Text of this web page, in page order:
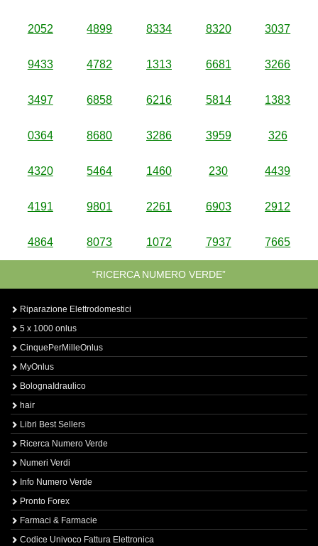
2052 4899 8334 8320 3037
9433 4782 1313 6681 3266
3497 6858 6216 5814 1383
0364 8680 3286 3959 326
4320 5464 1460 230 4439
4191 9801 2261 6903 2912
4864 8073 1072 7937 7665
“RICERCA NUMERO VERDE”
Riparazione Elettrodomestici
5 x 1000 onlus
CinquePerMilleOnlus
MyOnlus
BolognaIdraulico
hair
Libri Best Sellers
Ricerca Numero Verde
Numeri Verdi
Info Numero Verde
Pronto Forex
Farmaci & Farmacie
Codice Univoco Fattura Elettronica